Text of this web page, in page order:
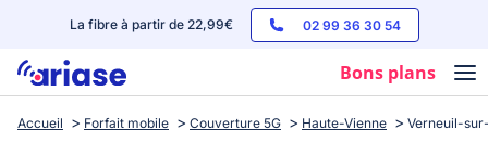
La fibre à partir de 22,99€ 02 99 36 30 54
Bons plans
Box internet
Accueil Forfait mobile Couverture 5G Haute-Vienne Verneuil-